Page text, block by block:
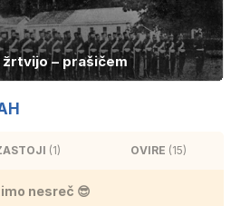
– prašičem
(1) OVIRE (15)
nesreč 😎